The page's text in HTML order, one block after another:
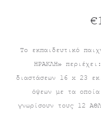
Το εκπαιδευτικό
ΗΡΑΚΛΗ»
διαστάσεων 16 x 23
όψεων με τα
γνωρίσουν τους 12
€